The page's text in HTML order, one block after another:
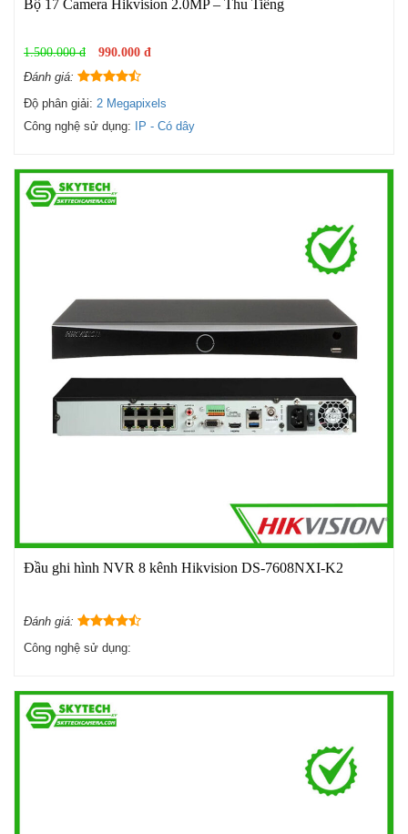
Bộ 17 Camera Hikvision 2.0MP – Thu Tiếng
1.500.000 đ
990.000 đ
Đánh giá:
Độ phân giải: 2 Megapixels
Công nghệ sử dụng: IP - Có dây
Đầu ghi hình NVR 8 kênh Hikvision DS-7608NXI-K2
Đánh giá:
Công nghệ sử dụng: